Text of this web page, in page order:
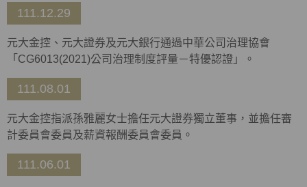
111.12.29
元大金控、元大證券及元大銀行通過中華公司治理協會
「CG6013(2021)公司治理制度評量－特優認證」。
111.08.01
元大金控指派孫雅麗女士擔任元大證券獨立董事，並擔任審
計委員會委員及薪資報酬委員會委員。
111.06.01